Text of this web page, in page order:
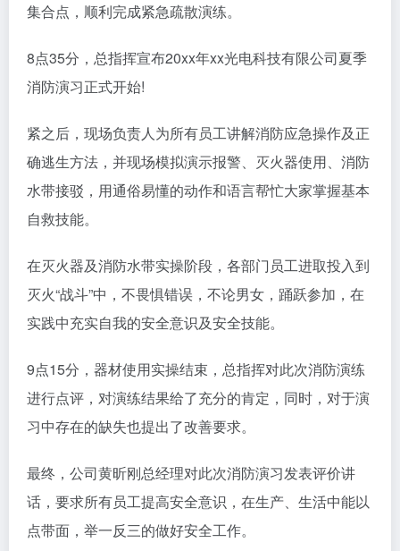
集合点，顺利完成紧急疏散演练。
8点35分，总指挥宣布20xx年xx光电科技有限公司夏季
消防演习正式开始!
紧之后，现场负责人为所有员工讲解消防应急操作及正
确逃生方法，并现场模拟演示报警、灭火器使用、消防
水带接驳，用通俗易懂的动作和语言帮忙大家掌握基本
自救技能。
在灭火器及消防水带实操阶段，各部门员工进取投入到
灭火“战斗”中，不畏惧错误，不论男女，踊跃参加，在
实践中充实自我的安全意识及安全技能。
9点15分，器材使用实操结束，总指挥对此次消防演练
进行点评，对演练结果给了充分的肯定，同时，对于演
习中存在的缺失也提出了改善要求。
最终，公司黄昕刚总经理对此次消防演习发表评价讲
话，要求所有员工提高安全意识，在生产、生活中能以
点带面，举一反三的做好安全工作。